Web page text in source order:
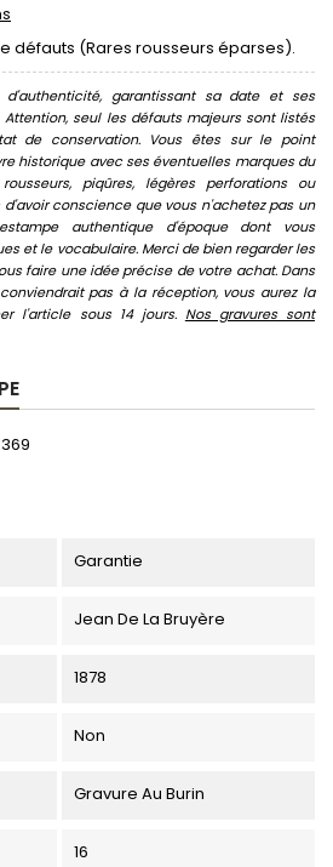
défauts (Rares rousseurs éparses).
garantissant sa date et ses
seul les défauts majeurs sont listés
de conservation. Vous êtes sur le point
historique avec ses éventuelles marques du
piqûres, légères perforations ou
d'avoir conscience que vous n'achetez pas un
authentique d'époque dont vous
et le vocabulaire. Merci de bien regarder les
faire une idée précise de votre achat. Dans
pas à la réception, vous aurez la
l'article sous 14 jours. Nos gravures sont
Garantie
Jean De La Bruyère
1878
Non
Gravure Au Burin
16